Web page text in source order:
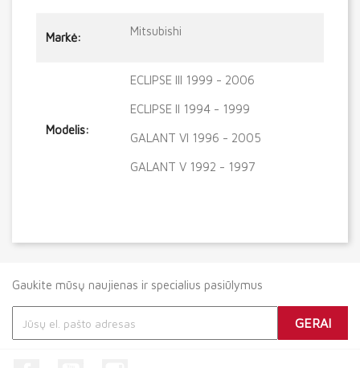
Markė: Mitsubishi
Modelis:
ECLIPSE III 1999 - 2006
ECLIPSE II 1994 - 1999
GALANT VI 1996 - 2005
GALANT V 1992 - 1997
Gaukite mūsų naujienas ir specialius pasiūlymus